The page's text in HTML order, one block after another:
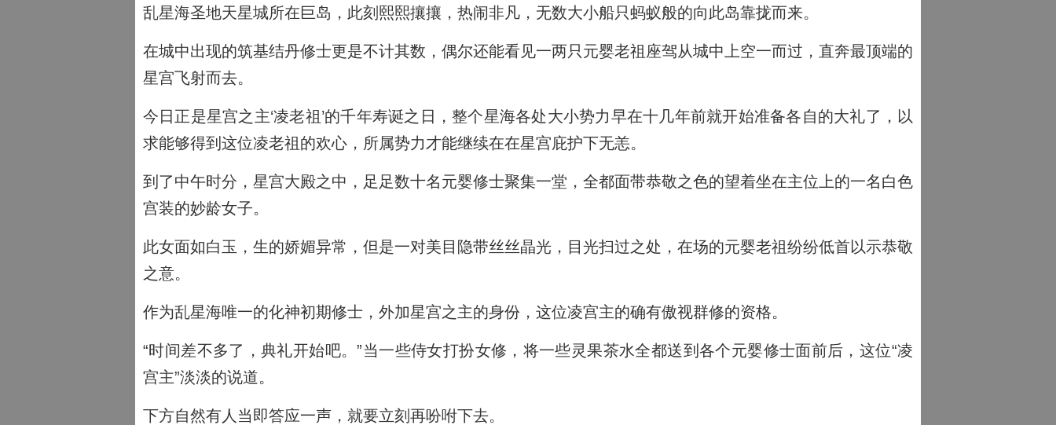
乱星海圣地天星城所在巨岛，此刻熙熙攘攘，热闹非凡，无数大小船只蚂蚁般的向此岛靠拢而来。
在城中出现的筑基结丹修士更是不计其数，偶尔还能看见一两只元婴老祖座驾从城中上空一而过，直奔最顶端的
星宫飞射而去。
今日正是星宫之主‘凌老祖’的千年寿诞之日，整个星海各处大小势力早在十几年前就开始准备各自的大礼了，以
求能够得到这位凌老祖的欢心，所属势力才能继续在在星宫庇护下无恙。
到了中午时分，星宫大殿之中，足足数十名元婴修士聚集一堂，全都面带恭敬之色的望着坐在主位上的一名白色
宫装的妙龄女子。
此女面如白玉，生的娇媚异常，但是一对美目隐带丝丝晶光，目光扫过之处，在场的元婴老祖纷纷低首以示恭敬
之意。
作为乱星海唯一的化神初期修士，外加星宫之主的身份，这位凌宫主的确有傲视群修的资格。
“时间差不多了，典礼开始吧。”当一些侍女打扮女修，将一些灵果茶水全都送到各个元婴修士面前后，这位“凌
宫主”淡淡的说道。
下方自然有人当即答应一声，就要立刻再吩咐下去。